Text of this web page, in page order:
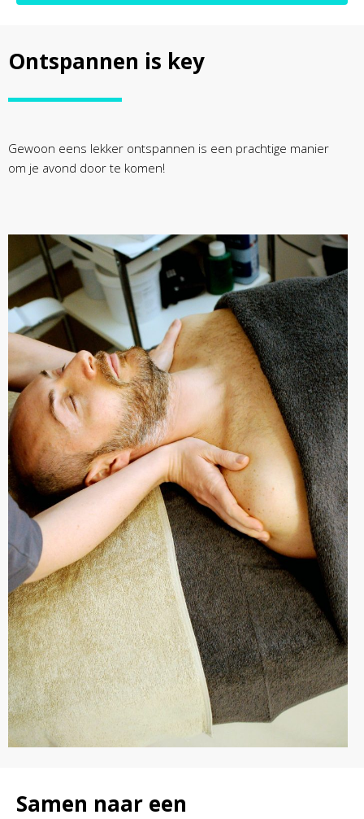
Ontspannen is key
Gewoon eens lekker ontspannen is een prachtige manier
om je avond door te komen!
Samen naar een